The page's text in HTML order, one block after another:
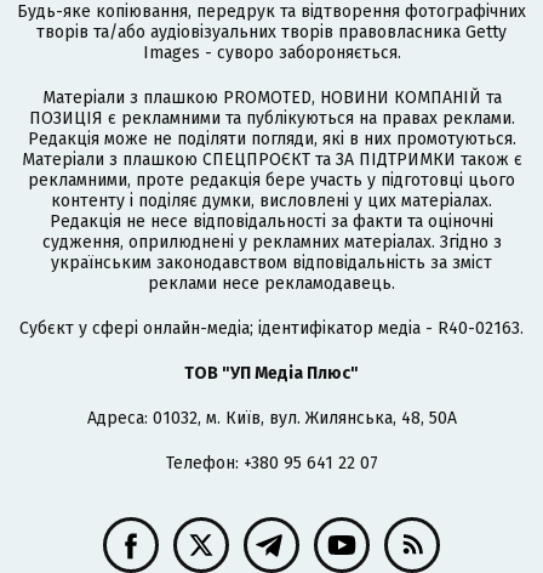
Будь-яке копіювання, передрук та відтворення фотографічних
творів та/або аудіовізуальних творів правовласника Getty
Images - суворо забороняється.
Матеріали з плашкою PROMOTED, НОВИНИ КОМПАНІЙ та
ПОЗИЦІЯ є рекламними та публікуються на правах реклами.
Редакція може не поділяти погляди, які в них промотуються.
Матеріали з плашкою СПЕЦПРОЄКТ та ЗА ПІДТРИМКИ також є
рекламними, проте редакція бере участь у підготовці цього
контенту і поділяє думки, висловлені у цих матеріалах.
Редакція не несе відповідальності за факти та оціночні
судження, оприлюднені у рекламних матеріалах. Згідно з
українським законодавством відповідальність за зміст
реклами несе рекламодавець.
Cубєкт у сфері онлайн-медіа; ідентифікатор медіа - R40-02163.
ТОВ "УП Медіа Плюс"
Адреса: 01032, м. Київ, вул. Жилянська, 48, 50А
Телефон: +380 95 641 22 07